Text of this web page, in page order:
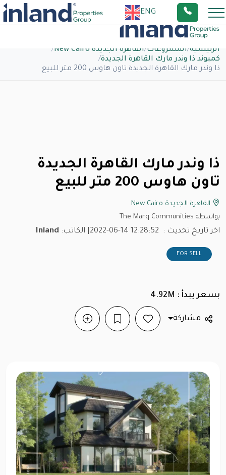
ENG
الرئيسية/المشروعات/القاهرة الجديدة New Cairo
/
كمبوند ذا وندر مارك القاهرة الجديدة/
ذا وندر مارك القاهرة الجديدة تاون هاوس 200 متر للبيع
ذا وندر مارك القاهرة الجديدة
تاون هاوس 200 متر للبيع
القاهرة الجديدة New Cairo
بواسطة The Marq Communities
اخر تاريخ تحديث : 2022-06-14 12:28:52 | الكاتب: Inland
FOR SELL
بسعر يبدأ : 4.92M
مشاركة